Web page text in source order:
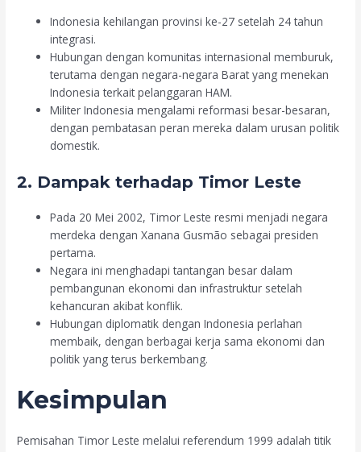
Indonesia kehilangan provinsi ke-27 setelah 24 tahun
integrasi.
Hubungan dengan komunitas internasional memburuk,
terutama dengan negara-negara Barat yang menekan
Indonesia terkait pelanggaran HAM.
Militer Indonesia mengalami reformasi besar-besaran,
dengan pembatasan peran mereka dalam urusan politik
domestik.
2. Dampak terhadap Timor Leste
Pada 20 Mei 2002, Timor Leste resmi menjadi negara
merdeka dengan Xanana Gusmão sebagai presiden
pertama.
Negara ini menghadapi tantangan besar dalam
pembangunan ekonomi dan infrastruktur setelah
kehancuran akibat konflik.
Hubungan diplomatik dengan Indonesia perlahan
membaik, dengan berbagai kerja sama ekonomi dan
politik yang terus berkembang.
Kesimpulan
Pemisahan Timor Leste melalui referendum 1999 adalah titik